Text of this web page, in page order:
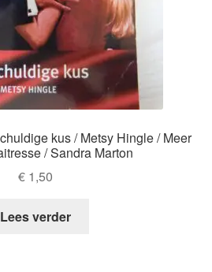
kus / Metsy Hingle / Meer
/ Sandra Marton
€ 1,50
Lees verder